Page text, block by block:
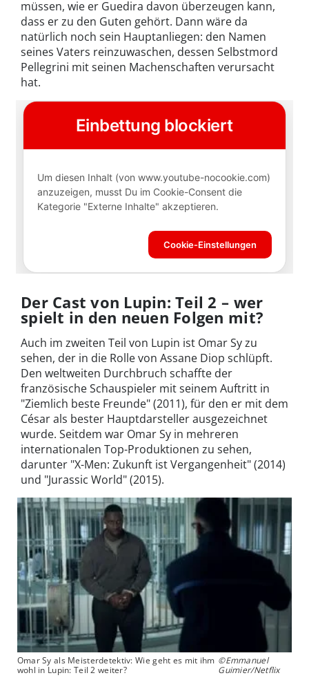
müssen, wie er Guedira davon überzeugen kann,
dass er zu den Guten gehört. Dann wäre da
natürlich noch sein Hauptanliegen: den Namen
seines Vaters reinzuwaschen, dessen Selbstmord
Pellegrini mit seinen Machenschaften verursacht
hat.
Der Cast von Lupin: Teil 2 – wer
spielt in den neuen Folgen mit?
Auch im zweiten Teil von Lupin ist Omar Sy zu
sehen, der in die Rolle von Assane Diop schlüpft.
Den weltweiten Durchbruch schaffte der
französische Schauspieler mit seinem Auftritt in
"Ziemlich beste Freunde" (2011), für den er mit dem
César als bester Hauptdarsteller ausgezeichnet
wurde. Seitdem war Omar Sy in mehreren
internationalen Top-Produktionen zu sehen,
darunter "X-Men: Zukunft ist Vergangenheit" (2014)
und "Jurassic World" (2015).
Omar Sy als Meisterdetektiv: Wie geht es mit ihm
wohl in Lupin: Teil 2 weiter?
©Emmanuel
Guimier/Netflix